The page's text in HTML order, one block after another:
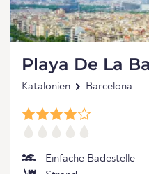
Playa De La
Katalonien Barcelona
Einfache Badestelle